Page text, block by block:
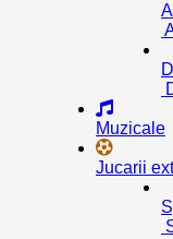
Muzicale
Jucarii